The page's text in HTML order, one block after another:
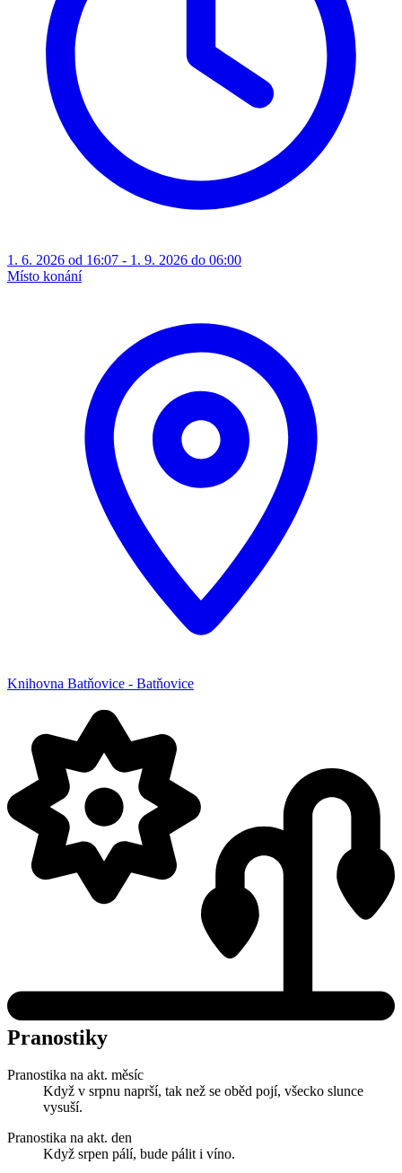
1. 6. 2026 od 16:07 - 1. 9. 2026 do 06:00
Místo konání
Knihovna Batňovice - Batňovice
Pranostiky
Pranostika na akt. měsíc
Když v srpnu naprší, tak než se oběd pojí, všecko slunce
vysuší.
Pranostika na akt. den
Když srpen pálí, bude pálit i víno.